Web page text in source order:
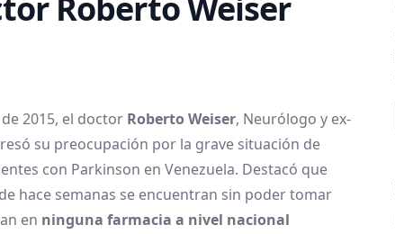
2015, el doctor Roberto Weiser, Neurólogo y ex-
su preocupación por la grave situación de
con Parkinson en Venezuela. Destacó que
hace semanas se encuentran sin poder tomar
en ninguna farmacia a nivel nacional